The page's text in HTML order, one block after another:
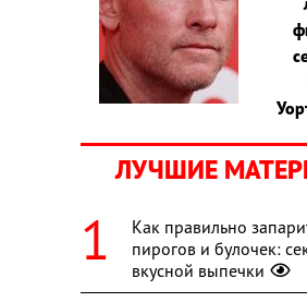
ЛУЧШИЕ
Как правильно
пирогов и булочек:
вкусной выпечки